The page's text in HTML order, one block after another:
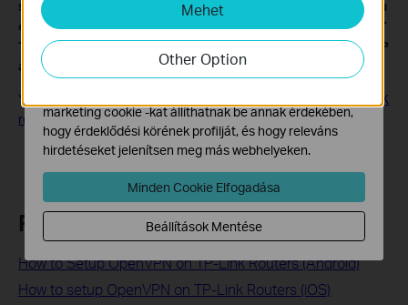
service, provide the customer a private IP, that will cause you
can’t use the OpenVPN or port forwarding and affect the NAT
Type. You can contact the ISP and ask them to offer a Statis IP
address.
You may also refer to the article:
Fail to use OpenVPN on TP-LINK
router? Read this!
Related FAQs
How to Setup OpenVPN on TP-Link Routers (Android)
How to setup OpenVPN on TP-Link Routers (iOS)
Mehet
Other Option
Marketing és Elemző Cookie-k
Az elemző cookie -k lehetővé teszik számunkra, hogy
elemezzük weboldalunkon végzett tevékenységeit, hogy
javítsuk és módosítsuk webhelyünk működését.
marketing cookie -kat állíthatnak be annak érdekében,
hogy érdeklődési körének profilját, és hogy releváns
hirdetéseket jelenítsen meg más webhelyeken.
Minden Cookie Elfogadása
Beállítások Mentése